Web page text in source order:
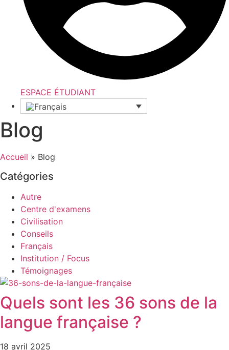
ESPACE ÉTUDIANT
Blog
Accueil » Blog
Catégories
Autre
Centre d'examens
Civilisation
Conseils
Français
Institution / Focus
Témoignages
Quels sont les 36 sons de la
langue française ?
18 avril 2025